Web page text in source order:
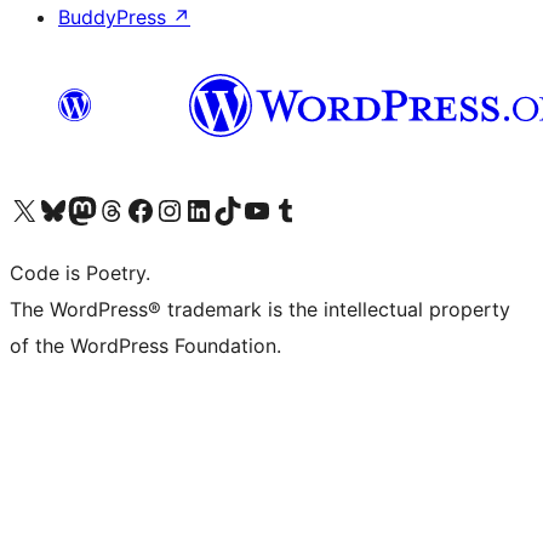
BuddyPress ↗
Bezoek ons X (voorheen Twitter) account
Bezoek onze Bluesky account
Bezoek ons Mastodon account
Bezoek onze Threads account
Onze Facebookpagina bezoeken
Bezoek onze Instagram account
Bezoek onze LinkedIn account
Bezoek onze TikTok account
Bezoek ons YouTube kanaalBezoek onze Tumblr account
Code is Poetry.
The WordPress® trademark is the intellectual property
of the WordPress Foundation.